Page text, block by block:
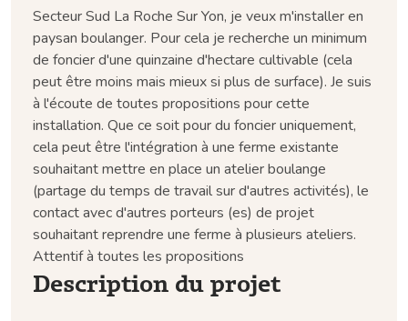
Secteur Sud La Roche Sur Yon, je veux m'installer en
paysan boulanger. Pour cela je recherche un minimum
de foncier d'une quinzaine d'hectare cultivable (cela
peut être moins mais mieux si plus de surface). Je suis
à l'écoute de toutes propositions pour cette
installation. Que ce soit pour du foncier uniquement,
cela peut être l'intégration à une ferme existante
souhaitant mettre en place un atelier boulange
(partage du temps de travail sur d'autres activités), le
contact avec d'autres porteurs (es) de projet
souhaitant reprendre une ferme à plusieurs ateliers.
Attentif à toutes les propositions
Description du projet